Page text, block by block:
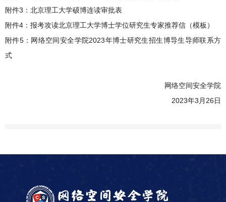
附件3：北京理工大学硕博连读审批表
附件4：报考攻读北京理工大学博士学位研究生专家推荐信（模板）
附件5：网络空间安全学院2023年博士研究生招生博导生导师联系方
式
网络空间安全学院
2023年3月26日